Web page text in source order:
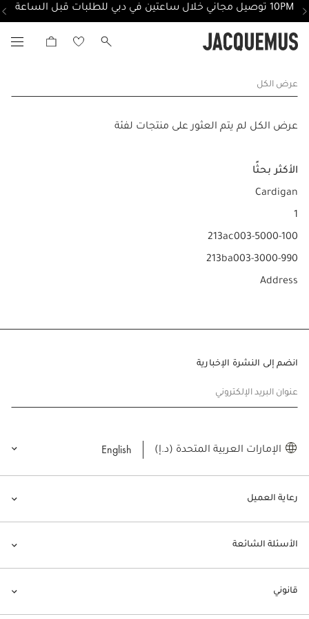
10PM توصيل مجاني خلال ساعتين في دبي للطلبات قبل الساعة
عرض الكل
عرض الكل لم يتم العثور على منتجات لفئة
الأكثر بحثًا
Cardigan
1
213ac003-5000-100
213ba003-3000-990
Address
رعاية العميل
الأسئلة الشائعة
قانوني
انضم إلى النشرة الإخبارية
عنوان البريد الإلكتروني
الإمارات العربية المتحدة (د.إ) English